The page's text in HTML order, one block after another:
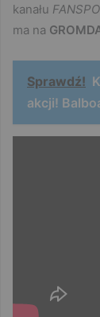
kanału
ma na
Sprawdź!
akcji!